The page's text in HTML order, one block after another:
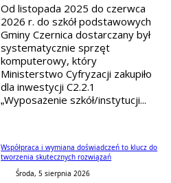
Od listopada 2025 do czerwca
2026 r. do szkół podstawowych
Gminy Czernica dostarczany był
systematycznie sprzęt
komputerowy, który
Ministerstwo Cyfryzacji zakupiło
dla inwestycji C2.2.1
„Wyposażenie szkół/instytucji...
Współpraca i wymiana doświadczeń to klucz do
tworzenia skutecznych rozwiązań
Środa, 5 sierpnia 2026